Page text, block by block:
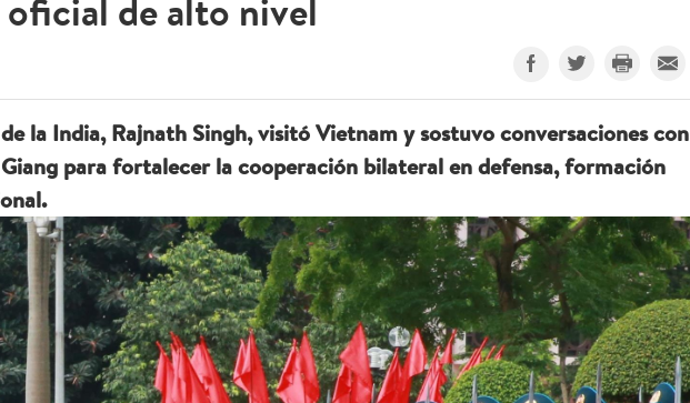
de alto nivel
la India, Rajnath Singh, visitó Vietnam y sostuvo conversaciones con
para fortalecer la cooperación bilateral en defensa, formación